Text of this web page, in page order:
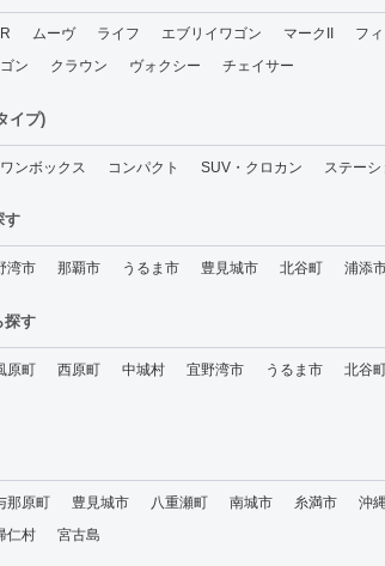
ムーヴ ライフ エブリイワゴン マークII フ
ン クラウン ヴォクシー チェイサー
イプ)
ンボックス コンパクト SUV・クロカン ステー
す
湾市 那覇市 うるま市 豊見城市 北谷町 浦添
探す
原町 西原町 中城村 宜野湾市 うるま市 北谷
那原町 豊見城市 八重瀬町 南城市 糸満市 沖
仁村 宮古島